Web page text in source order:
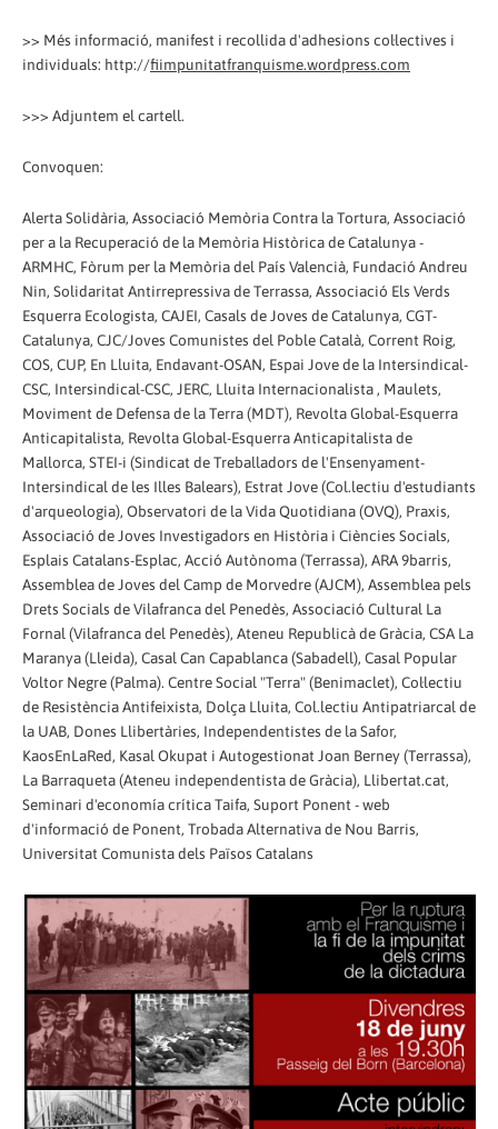
>> Més informació, manifest i recollida d'adhesions col·lectives i
individuals: http://fiimpunitatfranquisme.wordpress.com
>>> Adjuntem el cartell.
Convoquen:
Alerta Solidària, Associació Memòria Contra la Tortura, Associació
per a la Recuperació de la Memòria Històrica de Catalunya -
ARMHC, Fòrum per la Memòria del País Valencià, Fundació Andreu
Nin, Solidaritat Antirrepressiva de Terrassa, Associació Els Verds
Esquerra Ecologista, CAJEI, Casals de Joves de Catalunya, CGT-
Catalunya, CJC/Joves Comunistes del Poble Català, Corrent Roig,
COS, CUP, En Lluita, Endavant-OSAN, Espai Jove de la Intersindical-
CSC, Intersindical-CSC, JERC, Lluita Internacionalista , Maulets,
Moviment de Defensa de la Terra (MDT), Revolta Global-Esquerra
Anticapitalista, Revolta Global-Esquerra Anticapitalista de
Mallorca, STEI-i (Sindicat de Treballadors de l'Ensenyament-
Intersindical de les Illes Balears), Estrat Jove (Col.lectiu d'estudiants
d'arqueologia), Observatori de la Vida Quotidiana (OVQ), Praxis,
Associació de Joves Investigadors en Història i Ciències Socials,
Esplais Catalans-Esplac, Acció Autònoma (Terrassa), ARA 9barris,
Assemblea de Joves del Camp de Morvedre (AJCM), Assemblea pels
Drets Socials de Vilafranca del Penedès, Associació Cultural La
Fornal (Vilafranca del Penedès), Ateneu Republicà de Gràcia, CSA La
Maranya (Lleida), Casal Can Capablanca (Sabadell), Casal Popular
Voltor Negre (Palma). Centre Social "Terra" (Benimaclet), Col·lectiu
de Resistència Antifeixista, Dolça Lluita, Col.lectiu Antipatriarcal de
la UAB, Dones Llibertàries, Independentistes de la Safor,
KaosEnLaRed, Kasal Okupat i Autogestionat Joan Berney (Terrassa),
La Barraqueta (Ateneu independentista de Gràcia), Llibertat.cat,
Seminari d'economía crítica Taifa, Suport Ponent - web
d'informació de Ponent, Trobada Alternativa de Nou Barris,
Universitat Comunista dels Països Catalans